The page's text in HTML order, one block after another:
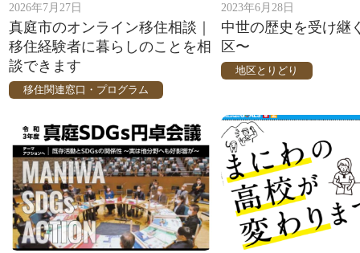
2026年7月27日
真庭市のオンライン移住相談｜
移住経験者に暮らしのことを相
談できます
移住関連窓口・プログラム
2023年6月28日
中世の歴史を受け継
区〜
地区とりどり